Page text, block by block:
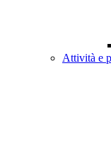
Attività e